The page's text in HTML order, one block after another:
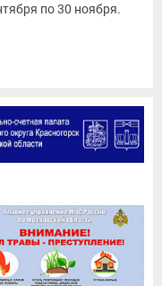
по 30 ноября.